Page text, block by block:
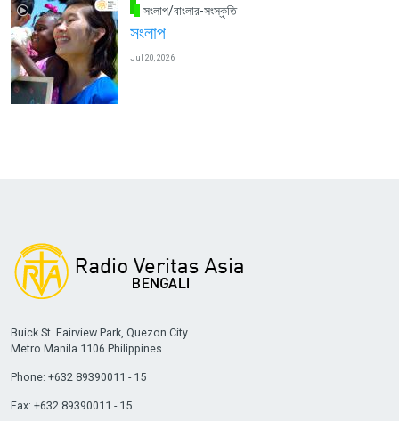
সংলাপ/বাংলার-সংস্কৃতি
সংলাপ
Jul 20, 2026
Buick St. Fairview Park, Quezon City
Metro Manila 1106 Philippines
Phone: +632 89390011 - 15
Fax: +632 89390011 - 15